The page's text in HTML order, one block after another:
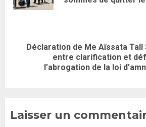
Déclaration de Me Aïssata Tall
entre clarification et
l’abrogation de la loi
Laisser un